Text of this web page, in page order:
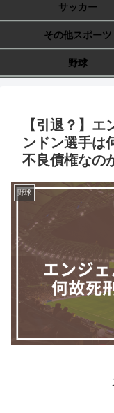
サッカー
その他スポーツ
野球
【引退？】
ンドン選手は
不良債権なの
野球